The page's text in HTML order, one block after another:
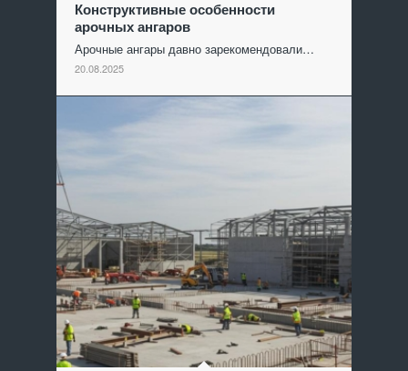
Конструктивные особенности
арочных ангаров
Арочные ангары давно зарекомендовали…
20.08.2025